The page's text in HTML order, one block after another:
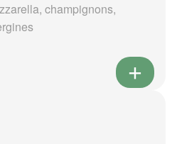
champignons,